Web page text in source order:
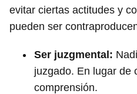
evitar ciertas actitudes y
pueden ser
Ser juzgmental:
juzgado. En lugar de
comprensión.